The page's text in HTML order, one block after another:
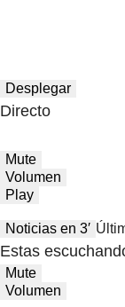
Desplegar
Directo
Mute
Volumen
Play
Noticias en 3′
Estas
Mute
Volumen